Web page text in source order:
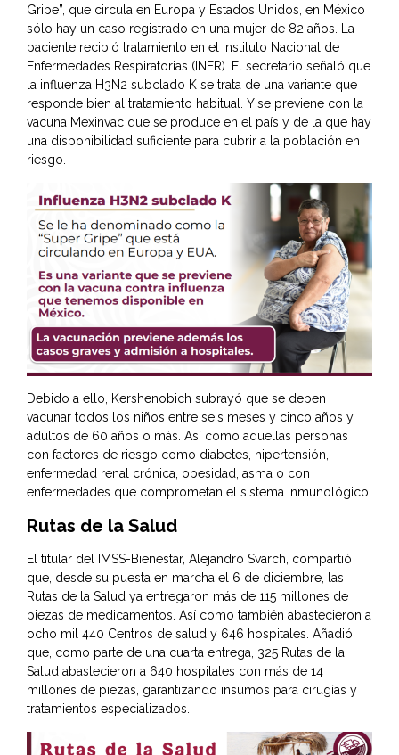
Gripe”, que circula en Europa y Estados Unidos, en México
sólo hay un caso registrado en una mujer de 82 años. La
paciente recibió tratamiento en el Instituto Nacional de
Enfermedades Respiratorias (INER). El secretario señaló que
la influenza H3N2 subclado K se trata de una variante que
responde bien al tratamiento habitual. Y se previene con la
vacuna Mexinvac que se produce en el país y de la que hay
una disponibilidad suficiente para cubrir a la población en
riesgo.
Debido a ello, Kershenobich subrayó que se deben
vacunar todos los niños entre seis meses y cinco años y
adultos de 60 años o más. Así como aquellas personas
con factores de riesgo como diabetes, hipertensión,
enfermedad renal crónica, obesidad, asma o con
enfermedades que comprometan el sistema inmunológico.
Rutas de la Salud
El titular del IMSS-Bienestar, Alejandro Svarch, compartió
que, desde su puesta en marcha el 6 de diciembre, las
Rutas de la Salud ya entregaron más de 115 millones de
piezas de medicamentos. Así como también abastecieron a
ocho mil 440 Centros de salud y 646 hospitales. Añadió
que, como parte de una cuarta entrega, 325 Rutas de la
Salud abastecieron a 640 hospitales con más de 14
millones de piezas, garantizando insumos para cirugías y
tratamientos especializados.